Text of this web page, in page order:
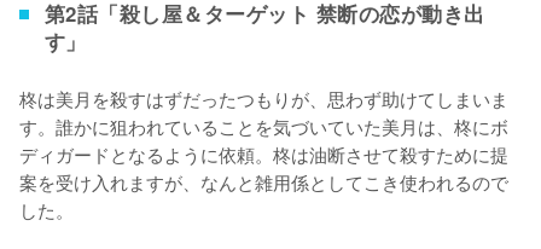
第2話「殺し屋＆ターゲット 禁断の恋が動き出
す」
柊は美月を殺すはずだったつもりが、思わず助けてしまいま
す。誰かに狙われていることを気づいていた美月は、柊にボ
ディガードとなるように依頼。柊は油断させて殺すために提
案を受け入れますが、なんと雑用係としてこき使われるので
した。